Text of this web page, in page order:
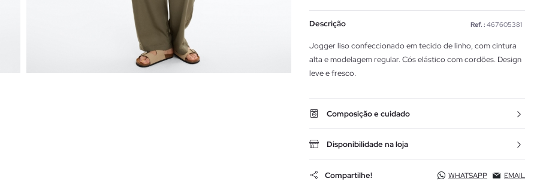
Descrição Ref. : 467605381
Jogger liso confeccionado em tecido de linho, com cintura
alta e modelagem regular. Cós elástico com cordões. Design
leve e fresco.
Composição e cuidado
Disponibilidade na loja
Compartilhe! WHATSAPP EMAIL